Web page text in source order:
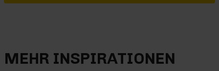
MEHR INSPIRATIONEN